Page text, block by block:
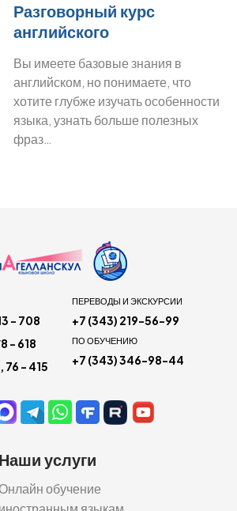
Разговорный курс
английского
Вы имеете базовые знания в
английском, но понимаете, что
хотите глубже изучать особенности
языка, узнать больше полезных
фраз…
- 708
- 618
76 - 415
ПЕРЕВОДЫ И ЭКСКУРСИИ
+7 (343) 219-56-99
ПО ОБУЧЕНИЮ
+7 (343) 346-98-44
Наши услуги
обучение